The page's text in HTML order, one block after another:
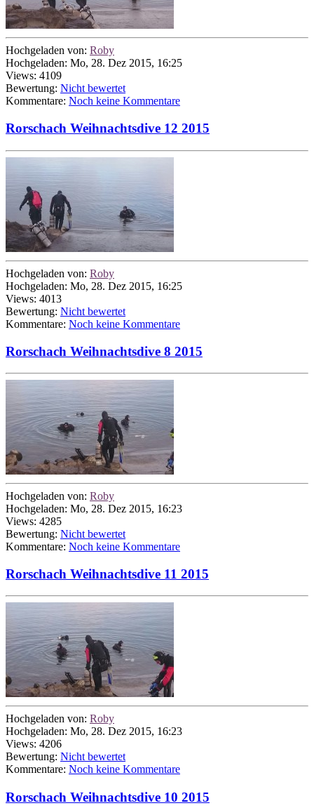
Hochgeladen von: Roby
Hochgeladen: Mo, 28. Dez 2015, 16:25
Views: 4109
Bewertung: Nicht bewertet
Kommentare: Noch keine Kommentare
Rorschach Weihnachtsdive 12 2015
Hochgeladen von: Roby
Hochgeladen: Mo, 28. Dez 2015, 16:25
Views: 4013
Bewertung: Nicht bewertet
Kommentare: Noch keine Kommentare
Rorschach Weihnachtsdive 8 2015
Hochgeladen von: Roby
Hochgeladen: Mo, 28. Dez 2015, 16:23
Views: 4285
Bewertung: Nicht bewertet
Kommentare: Noch keine Kommentare
Rorschach Weihnachtsdive 11 2015
Hochgeladen von: Roby
Hochgeladen: Mo, 28. Dez 2015, 16:23
Views: 4206
Bewertung: Nicht bewertet
Kommentare: Noch keine Kommentare
Rorschach Weihnachtsdive 10 2015